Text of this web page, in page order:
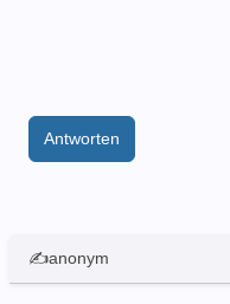
Antworten
✍anonym